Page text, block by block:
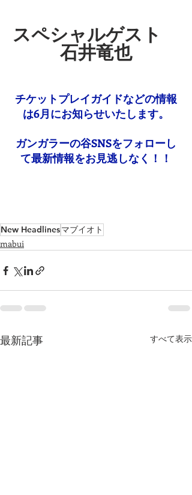
スペシャルゲスト
石井竜也
チケットプレイガイドなどの情報
は6月にお知らせいたします。
ガンガラーの谷SNSをフォローし
て最新情報をお見逃しなく！！
New Headlinesマブイオト
mabui
最新記事 すべて表示